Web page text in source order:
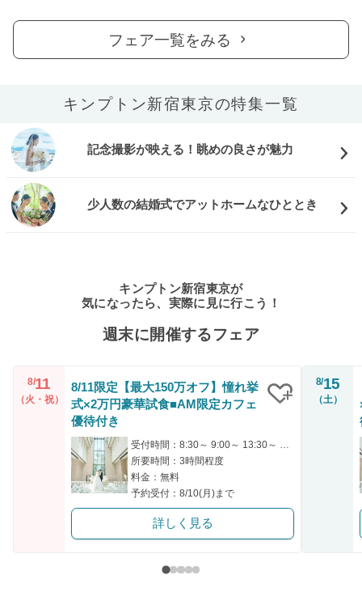
フェア一覧をみる
キンプトン新宿東京の特集一覧
記念撮影が映える！眺めの良さが魅力
少人数の結婚式でアットホームなひととき
キンプトン新宿東京が
気になったら、実際に見に行こう！
週末に開催するフェア
8/11
（火・祝）
8/11限定【最大150万オフ】憧れ挙
式×2万円豪華試食■AM限定カフェ
優待付き
所要時間：3時間程度
料金：無料
予約受付：8/10(月)まで
詳しく見る
8/15
（土）